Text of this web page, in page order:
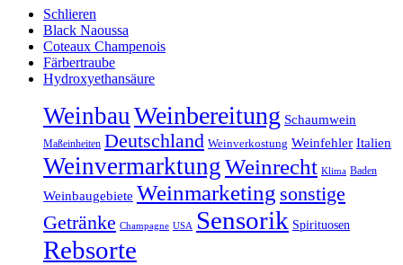
Schlieren
Black Naoussa
Coteaux Champenois
Färbertraube
Hydroxyethansäure
Weinbau Weinbereitung Schaumwein
Maßeinheiten Deutschland Weinverkostung Weinfehler Italien
WeinvermarktungWeinrecht Klima Baden
Weinbaugebiete Weinmarketing sonstige
Getränke Champagne USA Sensorik Spirituosen
Rebsorte